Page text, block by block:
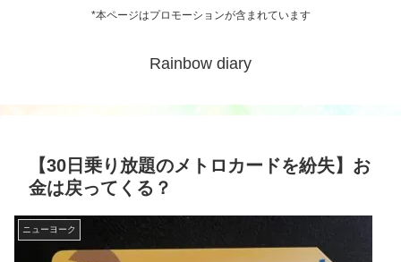
*本ページはプロモーションが含まれています
Rainbow diary
【30日乗り放題のメトロカードを紛失】お
金は戻ってくる？
ニューヨーク